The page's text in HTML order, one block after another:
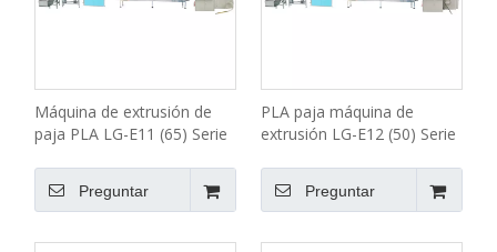
Máquina de extrusión de
paja PLA LG-E11 (65) Serie
Preguntar
PLA paja máquina de
extrusión LG-E12 (50) Serie
Preguntar